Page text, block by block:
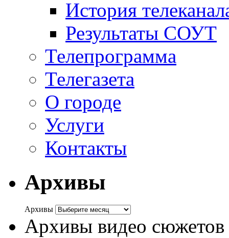
История
Результаты СОУТ
Телепрограмма
Телегазета
О городе
Услуги
Контакты
Архивы
Архивы
Архивы видео